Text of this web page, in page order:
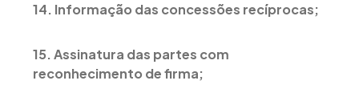
14. Informação das concessões recíprocas;
15. Assinatura das partes com
reconhecimento de firma;